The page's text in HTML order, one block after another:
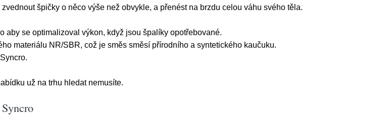
špičky o něco výše než obvykle, a přenést na brzdu celou váhu svého těla.
se optimalizoval výkon, když jsou špalíky opotřebované.
materiálu NR/SBR, což je směs směsí přírodního a syntetického kaučuku.
už na trhu hledat nemusíte.